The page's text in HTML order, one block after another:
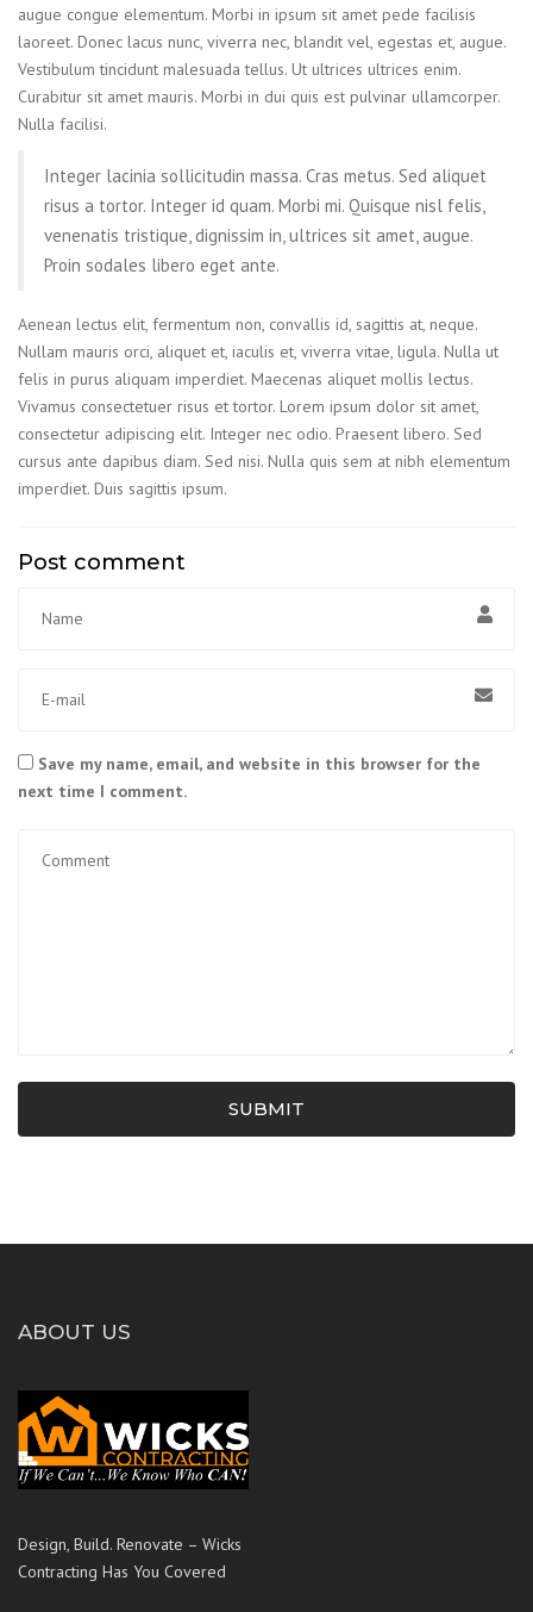
augue congue elementum. Morbi in ipsum sit amet pede facilisis
laoreet. Donec lacus nunc, viverra nec, blandit vel, egestas et, augue.
Vestibulum tincidunt malesuada tellus. Ut ultrices ultrices enim.
Curabitur sit amet mauris. Morbi in dui quis est pulvinar ullamcorper.
Nulla facilisi.
Integer lacinia sollicitudin massa. Cras metus. Sed aliquet
risus a tortor. Integer id quam. Morbi mi. Quisque nisl felis,
venenatis tristique, dignissim in, ultrices sit amet, augue.
Proin sodales libero eget ante.
Aenean lectus elit, fermentum non, convallis id, sagittis at, neque.
Nullam mauris orci, aliquet et, iaculis et, viverra vitae, ligula. Nulla ut
felis in purus aliquam imperdiet. Maecenas aliquet mollis lectus.
Vivamus consectetuer risus et tortor. Lorem ipsum dolor sit amet,
consectetur adipiscing elit. Integer nec odio. Praesent libero. Sed
cursus ante dapibus diam. Sed nisi. Nulla quis sem at nibh elementum
imperdiet. Duis sagittis ipsum.
Post comment
Save my name, email, and website in this browser for the
next time I comment.
SUBMIT
ABOUT US
Design, Build. Renovate – Wicks
Contracting Has You Covered